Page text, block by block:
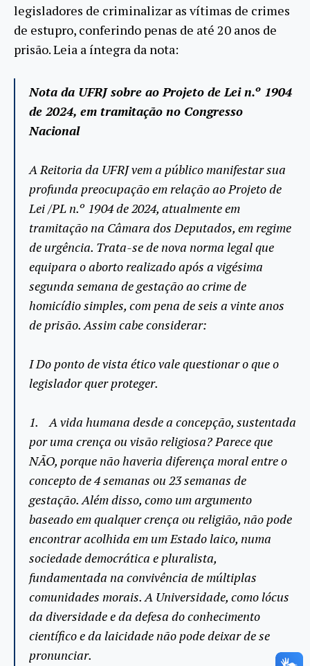
legisladores de criminalizar as vítimas de crimes
de estupro, conferindo penas de até 20 anos de
prisão. Leia a íntegra da nota:
Nota da UFRJ sobre ao Projeto de Lei n.º 1904
de 2024, em tramitação no Congresso
Nacional
A Reitoria da UFRJ vem a público manifestar sua
profunda preocupação em relação ao Projeto de
Lei /PL n.º 1904 de 2024, atualmente em
tramitação na Câmara dos Deputados, em regime
de urgência. Trata-se de nova norma legal que
equipara o aborto realizado após a vigésima
segunda semana de gestação ao crime de
homicídio simples, com pena de seis a vinte anos
de prisão. Assim cabe considerar:
I Do ponto de vista ético vale questionar o que o
legislador quer proteger.
1. A vida humana desde a concepção, sustentada
por uma crença ou visão religiosa? Parece que
NÃO, porque não haveria diferença moral entre o
concepto de 4 semanas ou 23 semanas de
gestação. Além disso, como um argumento
baseado em qualquer crença ou religião, não pode
encontrar acolhida em um Estado laico, numa
sociedade democrática e pluralista,
fundamentada na convivência de múltiplas
comunidades morais. A Universidade, como lócus
da diversidade e da defesa do conhecimento
científico e da laicidade não pode deixar de se
pronunciar.